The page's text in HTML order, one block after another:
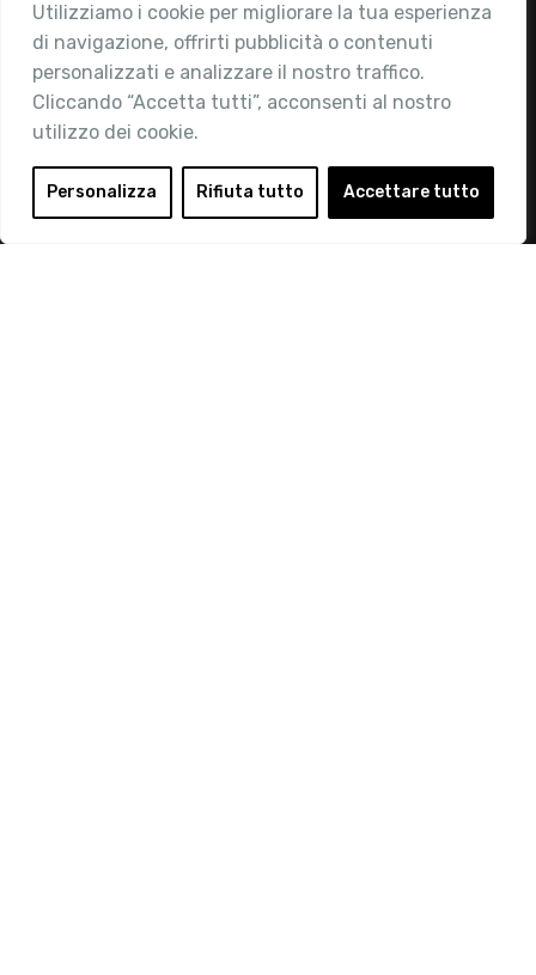
Utilizziamo i cookie per migliorare la tua esperienza
di navigazione, offrirti pubblicità o contenuti
personalizzati e analizzare il nostro traffico.
Cliccando “Accetta tutti”, acconsenti al nostro
utilizzo dei cookie.
Personalizza Rifiuta tutto Accettare tutto
Chi siamo
Attività
Contatti
Area Riservata
Login
Diventa Socio